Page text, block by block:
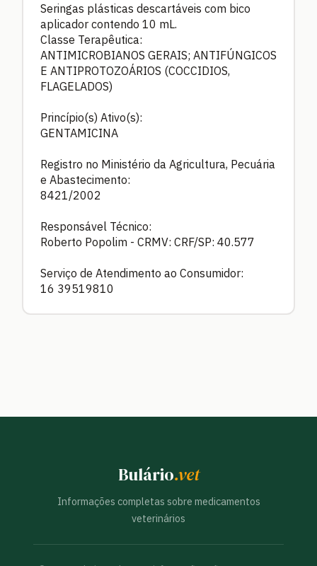
Seringas plásticas descartáveis com bico
aplicador contendo 10 mL.
Classe Terapêutica:
ANTIMICROBIANOS GERAIS; ANTIFÚNGICOS
E ANTIPROTOZOÁRIOS (COCCIDIOS,
FLAGELADOS)
Princípio(s) Ativo(s):
GENTAMICINA
Registro no Ministério da Agricultura, Pecuária
e Abastecimento:
8421/2002
Responsável Técnico:
Roberto Popolim - CRMV: CRF/SP: 40.577
Serviço de Atendimento ao Consumidor:
16 39519810
Bulário.vet
Informações completas sobre medicamentos
veterinários